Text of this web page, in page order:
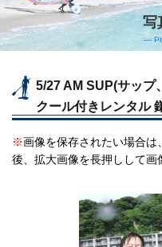
写
―
5/27 AM SUP(サップ
クール付きレンタル
※画像を保存されたい場合
後、拡大画像を長押しして画